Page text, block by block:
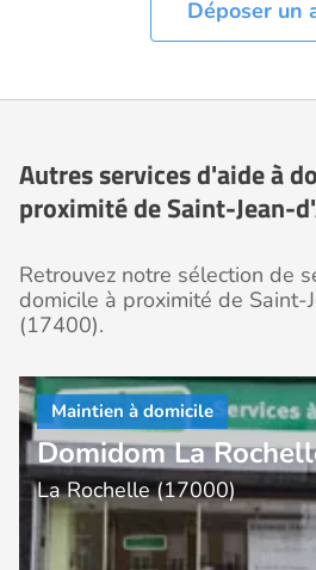
Déposer un
Autres services d'aide à
proximité de Saint-Jean-
Retrouvez notre sélection de
domicile à proximité de
(17400).
Domidom La
La Rochelle (17000)